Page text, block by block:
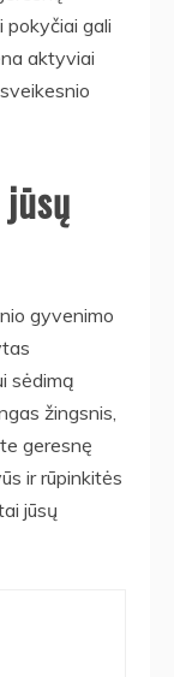
gali
aktyviai
gyvenimo
sėdimą
žingsnis,
geresnę
ir rūpinkitės
jūsų